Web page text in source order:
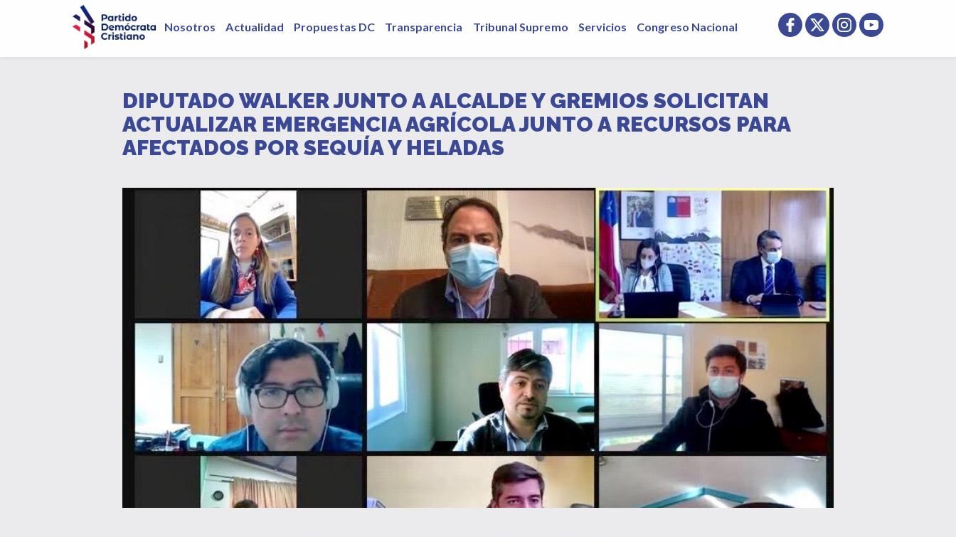
Nosotros Actualidad Propuestas DC Transparencia Tribunal Supremo Servicios Congreso Nacional
DIPUTADO WALKER JUNTO A ALCALDE Y GREMIOS SOLICITAN
ACTUALIZAR EMERGENCIA AGRÍCOLA JUNTO A RECURSOS PARA
AFECTADOS POR SEQUÍA Y HELADAS